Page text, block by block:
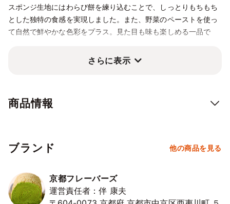
スポンジ生地にはわらび餅を練り込むことで、しっとりもちもち
とした独特の食感を実現しました。また、野菜のペーストを使っ
て自然で鮮やかな色彩をプラス。見た目も味も楽しめる一品で
贈り物としてぴったりです。
さらに表示
商品情報
ブランド 他の商品を見る
京都フレーバーズ
運営責任者：伴 康夫